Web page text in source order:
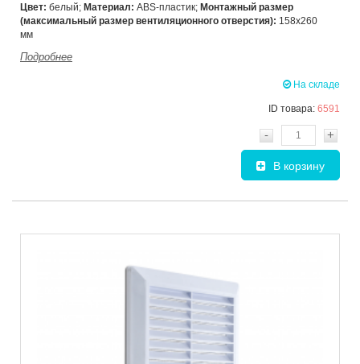
Цвет: белый; Материал: ABS-пластик; Монтажный размер
(максимальный размер вентиляционного отверстия): 158х260
мм
Подробнее
На складе
ID товара: 6591
- +
В корзину